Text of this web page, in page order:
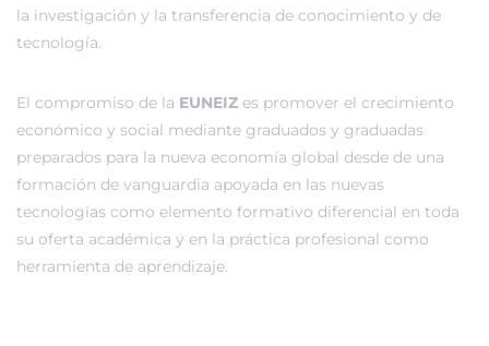
la investigación y la transferencia de conocimiento y de
tecnología.
El compromiso de la EUNEIZ es promover el crecimiento
económico y social mediante graduados y graduadas
preparados para la nueva economía global desde de una
formación de vanguardia apoyada en las nuevas
tecnologías como elemento formativo diferencial en toda
su oferta académica y en la práctica profesional como
herramienta de aprendizaje.